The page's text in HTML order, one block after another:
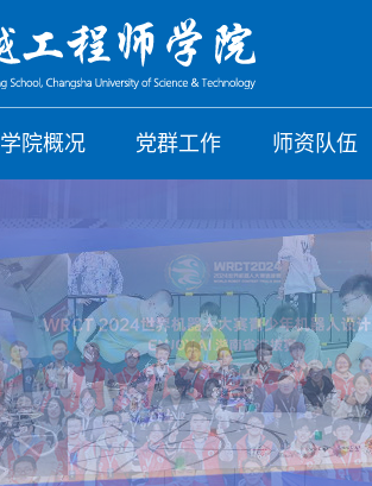
学院概况 党群工作 师资队伍